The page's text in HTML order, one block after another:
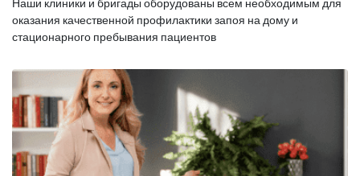
Наши клиники и бригады оборудованы всем необходимым для
оказания качественной профилактики запоя на дому и
стационарного пребывания пациентов